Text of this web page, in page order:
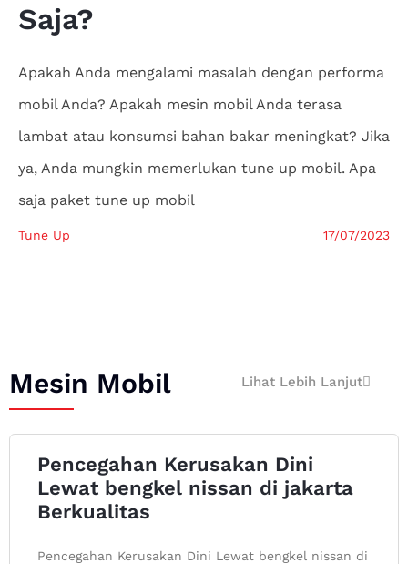
Saja?
Apakah Anda mengalami masalah dengan performa
mobil Anda? Apakah mesin mobil Anda terasa
lambat atau konsumsi bahan bakar meningkat? Jika
ya, Anda mungkin memerlukan tune up mobil. Apa
saja paket tune up mobil
Tune Up 17/07/2023
Mesin Mobil Lihat Lebih Lanjut
Pencegahan Kerusakan Dini
Lewat bengkel nissan di jakarta
Berkualitas
Pencegahan Kerusakan Dini Lewat bengkel nissan di